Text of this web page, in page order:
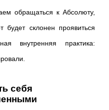
обращаться к Абсолюту,
склонен проявиться
внутренняя практика:
себя